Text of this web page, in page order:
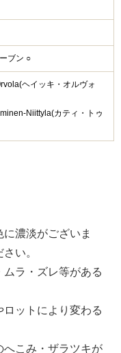
ブン ○
ヘイッキ・オルヴォ
Niittyla(カティ・トゥ
濃淡がございま
い。
ラ・ズレ等がある
ットにより変わる
へこみ・ザラツキが